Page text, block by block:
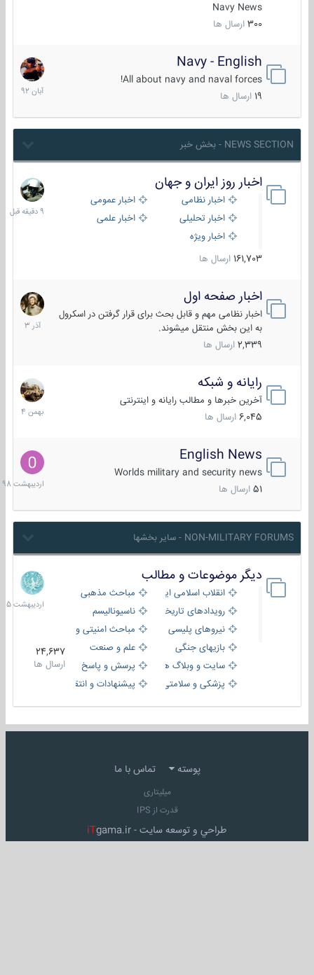
Navy News
300 ارسال ها
Navy - English
All about navy and naval forces!
ارسال ها
22
آبان
1392
NEWS SECTION - بخش خبر
اخبار روز ایران و جهان
اخبار نظامی
اخبار عمومی
اخبار تحلیلی
اخبار علمی
اخبار ویژه
161,703 ارسال ها
9
دقیقه
قبل
اخبار صفحه اول
اخبار نظامی مهم و قابل بحث برای قرار گرفتن در اسکرول
به این بخش منتقل میشوند.
2,339 ارسال ها
7
آذر
1403
رایانه و شبکه
آخرین خبرها و مطالب رایانه و اینترنتی
6,045 ارسال ها
30
بهمن
1404
English News
Worlds military and security news
51 ارسال ها
10
1398
NON-MILITARY FORUMS - سایر بخشها
دیگر موضوعات و مطالب
انقلاب اسلامی ایران
مباحث مذهبی
رویدادهای تاریخی و مذهبیناسیونالیسم
نیروهای پلیسی
مباحث امنیتی و اطلاعاتی
بازیهای جنگی
علم و صنعت
سایت و وبلاگ ها
پرسش و پاسخ
پزشکی و سلامتی
پیشنهادات و انتقادات
24,637
ارسال ها
8
1405
پوسته تماس با ما
میلیتاری
قدرت از IPS
طراحي و توسعه سايت - iTgama.ir